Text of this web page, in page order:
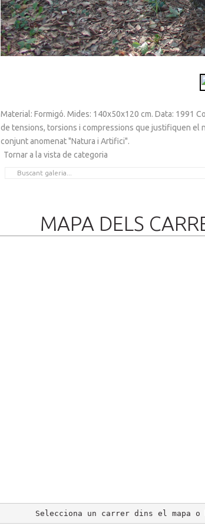
Material: Formigó. Mides: 140x50x120 cm. Data: 1991
de tensions, torsions i compressions que justifiquen el
conjunt anomenat "Natura i Artifici".
Tornar a la vista de categoria
MAPA DELS
Selecciona un carrer dins el mapa